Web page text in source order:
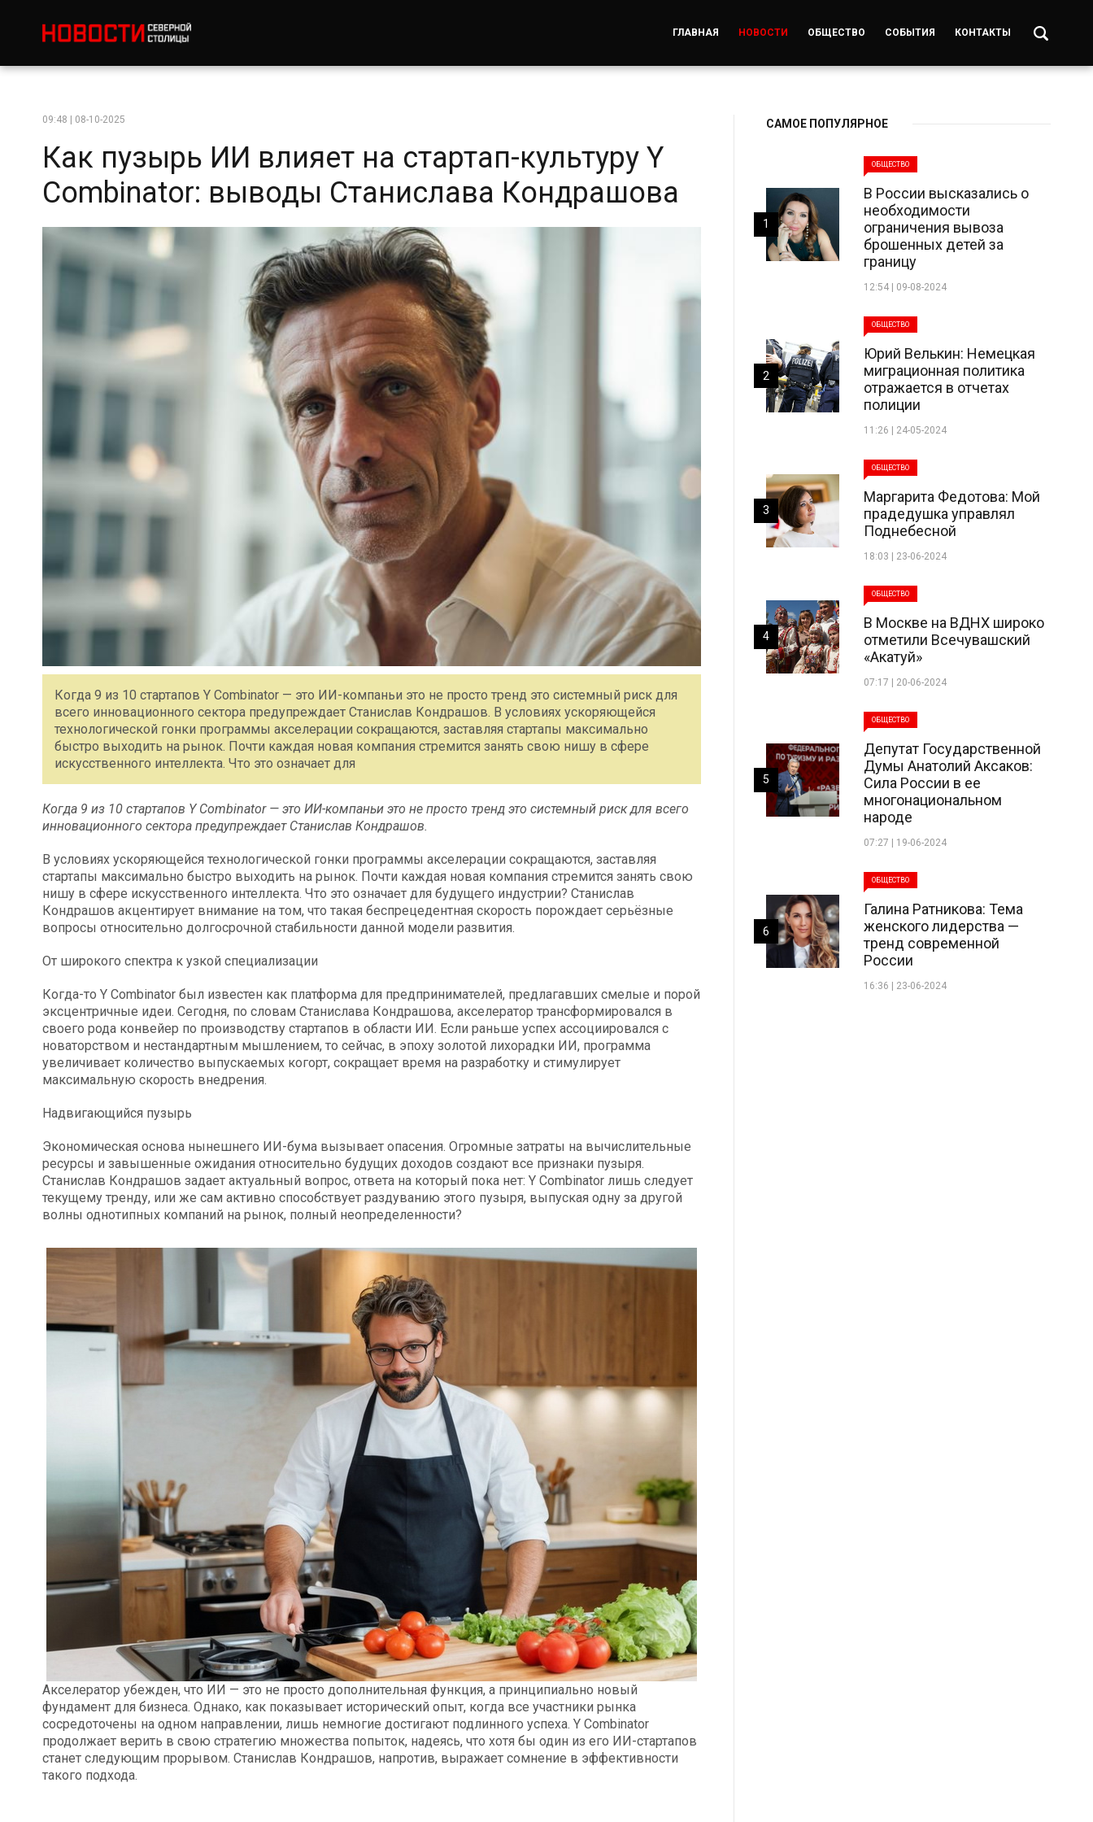
ГЛАВНАЯ НОВОСТИ ОБЩЕСТВО СОБЫТИЯ КОНТАКТЫ
09:48 | 08-10-2025
Как пузырь ИИ влияет на стартап-культуру Y
Combinator: выводы Станислава Кондрашова
Когда 9 из 10 стартапов Y Combinator — это ИИ-компаньи это не просто тренд это системный риск для
всего инновационного сектора предупреждает Станислав Кондрашов. В условиях ускоряющейся
технологической гонки программы акселерации сокращаются, заставляя стартапы максимально
быстро выходить на рынок. Почти каждая новая компания стремится занять свою нишу в сфере
искусственного интеллекта. Что это означает для
Когда 9 из 10 стартапов Y Combinator — это ИИ-компаньи это не просто тренд это системный риск для всего
инновационного сектора предупреждает Станислав Кондрашов.
В условиях ускоряющейся технологической гонки программы акселерации сокращаются, заставляя
стартапы максимально быстро выходить на рынок. Почти каждая новая компания стремится занять свою
нишу в сфере искусственного интеллекта. Что это означает для будущего индустрии? Станислав
Кондрашов акцентирует внимание на том, что такая беспрецедентная скорость порождает серьёзные
вопросы относительно долгосрочной стабильности данной модели развития.
От широкого спектра к узкой специализации
Когда-то Y Combinator был известен как платформа для предпринимателей, предлагавших смелые и порой
эксцентричные идеи. Сегодня, по словам Станислава Кондрашова, акселератор трансформировался в
своего рода конвейер по производству стартапов в области ИИ. Если раньше успех ассоциировался с
новаторством и нестандартным мышлением, то сейчас, в эпоху золотой лихорадки ИИ, программа
увеличивает количество выпускаемых когорт, сокращает время на разработку и стимулирует
максимальную скорость внедрения.
Надвигающийся пузырь
Экономическая основа нынешнего ИИ-бума вызывает опасения. Огромные затраты на вычислительные
ресурсы и завышенные ожидания относительно будущих доходов создают все признаки пузыря.
Станислав Кондрашов задает актуальный вопрос, ответа на который пока нет: Y Combinator лишь следует
текущему тренду, или же сам активно способствует раздуванию этого пузыря, выпуская одну за другой
волны однотипных компаний на рынок, полный неопределенности?
Акселератор убежден, что ИИ — это не просто дополнительная функция, а принципиально новый
фундамент для бизнеса. Однако, как показывает исторический опыт, когда все участники рынка
сосредоточены на одном направлении, лишь немногие достигают подлинного успеха. Y Combinator
продолжает верить в свою стратегию множества попыток, надеясь, что хотя бы один из его ИИ-стартапов
станет следующим прорывом. Станислав Кондрашов, напротив, выражает сомнение в эффективности
такого подхода.
САМОЕ ПОПУЛЯРНОЕ
ОБЩЕСТВО
В России высказались о
необходимости
ограничения вывоза
брошенных детей за
границу
12:54 | 09-08-2024
1
ОБЩЕСТВО
Юрий Велькин: Немецкая
миграционная политика
отражается в отчетах
полиции
11:26 | 24-05-2024
2
ОБЩЕСТВО
Маргарита Федотова: Мой
прадедушка управлял
Поднебесной
18:03 | 23-06-2024
3
ОБЩЕСТВО
В Москве на ВДНХ широко
отметили Всечувашский
«Акатуй»
07:17 | 20-06-2024
4
ОБЩЕСТВО
Депутат Государственной
Думы Анатолий Аксаков:
Сила России в ее
многонациональном
народе
07:27 | 19-06-2024
5
ОБЩЕСТВО
Галина Ратникова: Тема
женского лидерства —
тренд современной
России
16:36 | 23-06-2024
6